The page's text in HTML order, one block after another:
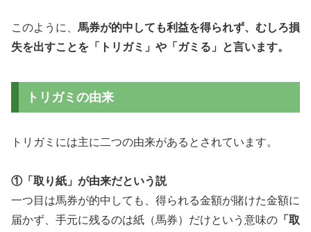
このように、 馬券が的中しても利益を得られず、むしろ損
失を出すことを「トリガミ」や「ガミる」と言います。
トリガミの由来
トリガミには主に二つの由来があるとされています。
①「取り紙」が由来だという説
一つ目は馬券が的中しても、得られる金額が賭けた金額に
届かず、手元に残るのは紙（馬券）だけという意味の 「取